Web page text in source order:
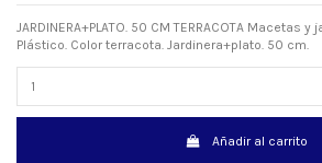
JARDINERA+PLATO. 50 CM TERRACOTA Macetas y
Plástico. Color terracota. Jardinera+plato. 50 cm.
Añadir al carrito